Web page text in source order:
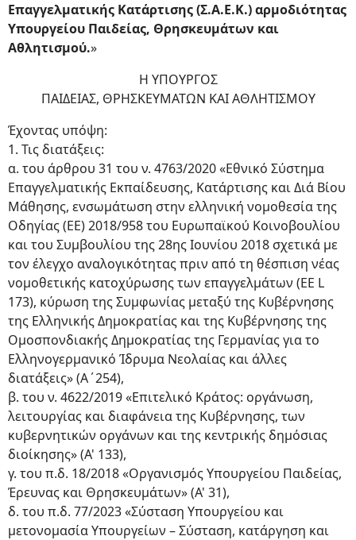
Επαγγελματικής Κατάρτισης (Σ.Α.Ε.Κ.) αρμοδιότητας
Υπουργείου Παιδείας, Θρησκευμάτων και
Αθλητισμού.»
Η ΥΠΟΥΡΓΟΣ
ΠΑΙΔΕΙΑΣ, ΘΡΗΣΚΕΥΜΑΤΩΝ ΚΑΙ ΑΘΛΗΤΙΣΜΟΥ
Έχοντας υπόψη:
1. Τις διατάξεις:
α. του άρθρου 31 του ν. 4763/2020 «Εθνικό Σύστημα
Επαγγελματικής Εκπαίδευσης, Κατάρτισης και Διά Βίου
Μάθησης, ενσωμάτωση στην ελληνική νομοθεσία της
Οδηγίας (ΕΕ) 2018/958 του Ευρωπαϊκού Κοινοβουλίου
και του Συμβουλίου της 28ης Ιουνίου 2018 σχετικά με
τον έλεγχο αναλογικότητας πριν από τη θέσπιση νέας
νομοθετικής κατοχύρωσης των επαγγελμάτων (EE L
173), κύρωση της Συμφωνίας μεταξύ της Κυβέρνησης
της Ελληνικής Δημοκρατίας και της Κυβέρνησης της
Ομοσπονδιακής Δημοκρατίας της Γερμανίας για το
Ελληνογερμανικό Ίδρυμα Νεολαίας και άλλες
διατάξεις» (Α΄254),
β. του ν. 4622/2019 «Επιτελικό Κράτος: οργάνωση,
λειτουργίας και διαφάνεια της Κυβέρνησης, των
κυβερνητικών οργάνων και της κεντρικής δημόσιας
διοίκησης» (Α' 133),
γ. του π.δ. 18/2018 «Οργανισμός Υπουργείου Παιδείας,
Έρευνας και Θρησκευμάτων» (Α' 31),
δ. του π.δ. 77/2023 «Σύσταση Υπουργείου και
μετονομασία Υπουργείων – Σύσταση, κατάργηση και